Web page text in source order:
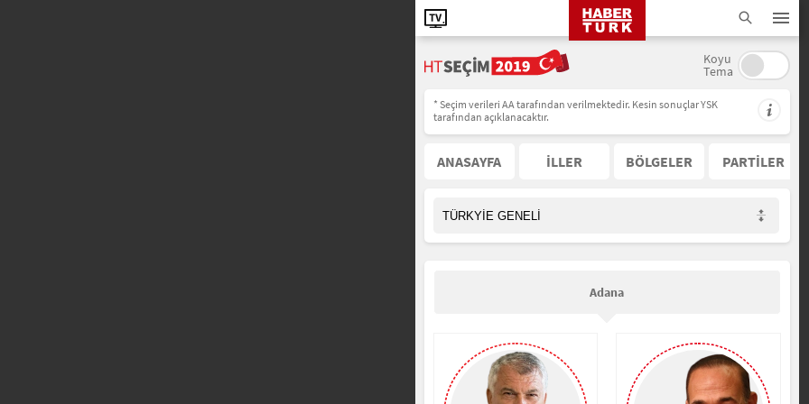
Koyu
Tema
* Seçim verileri AA tarafından verilmektedir. Kesin sonuçlar YSK
tarafından açıklanacaktır.
ANASAYFA İLLER BÖLGELER PARTİLER
Adana